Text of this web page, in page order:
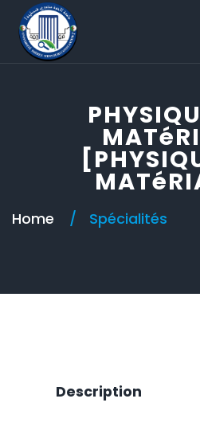
Home Spécialités
Description